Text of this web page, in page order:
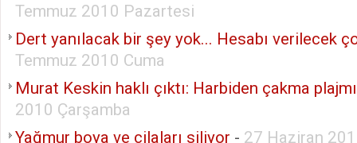
Temmuz 2010 Pazartesi
Dert yanılacak bir şey yok... Hesabı verilecek
Temmuz 2010 Cuma
Murat Keskin haklı çıktı: Harbiden çakma
2010 Çarşamba
Yağmur boya ve cilaları siliyor - 27 Haziran